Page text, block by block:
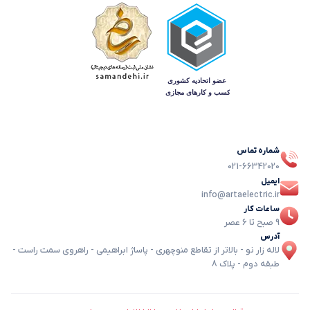
شماره تماس
021-66342020
ایمیل
info@artaelectric.ir
ساعات کار
9 صبح تا 6 عصر
آدرس
لاله زار نو - بالاتر از تقاطع منوچهری - پاساژ ابراهیمی - راهروی سمت راست -
طبقه دوم - پلاک 8